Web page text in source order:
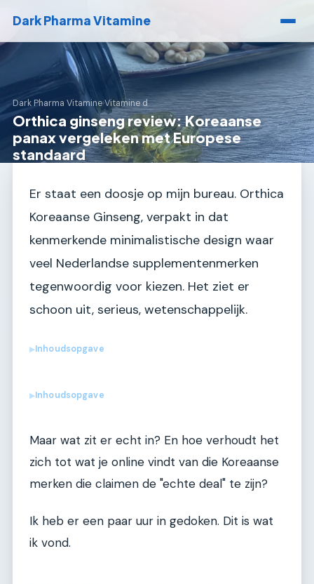
Dark Pharma Vitamine
Dark Pharma Vitamine›Vitamine d
Orthica ginseng review: Koreaanse
panax vergeleken met Europese
standaard
Er staat een doosje op mijn bureau. Orthica
Koreaanse Ginseng, verpakt in dat
kenmerkende minimalistische design waar
veel Nederlandse supplementenmerken
tegenwoordig voor kiezen. Het ziet er
schoon uit, serieus, wetenschappelijk.
▶Inhoudsopgave
▶Inhoudsopgave
Maar wat zit er echt in? En hoe verhoudt het
zich tot wat je online vindt van die Koreaanse
merken die claimen de "echte deal" te zijn?
Ik heb er een paar uur in gedoken. Dit is wat
ik vond.